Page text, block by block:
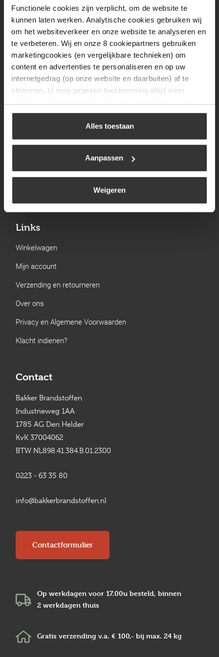
Functionele cookies zijn verplicht, om de website te
kunnen laten werken. Analytische cookies gebruiken wij
om het websiteverkeer en onze website te analyseren en
te verbeteren. Wij en onze 8 cookiepartners gebruiken
marketingcookies (en vergelijkbare technieken) om
content en advertenties te personaliseren en op uw
internetgedrag (op onze website en daarbuiten) af te
stemmen. U mag gegeven toestemming altijd weer
uw keuze op onze website verwijzen wij u naar ons
Alles toestaan
Aanpassen
Weigeren
Donderdag
08:00 tot 17:00
Vrijdag
08:00 tot 17:00
Zaterdag
09:30 tot 12:00
Zondag
Gesloten
Navigatie
BBQ
Verwarming
Links
Winkelwagen
Mijn account
Verzending en retourneren
Over ons
Privacy en Algemene Voorwaarden
Klacht indienen?
Contact
Bakker Brandstoffen
Industrieweg 1AA
1785 AG Den Helder
KvK 37004062
BTW NL898.41.384.B.01.2300
0223 - 63 35 80
info@bakkerbrandstoffen.nl
Contactformulier
Op werkdagen voor 17.00u besteld, binnen
2 werkdagen thuis
Gratis verzending v.a. € 100,- bij max. 24 kg